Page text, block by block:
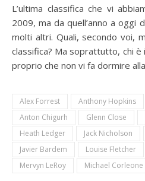
L’ultima classifica che vi
2009, ma da quell’anno a oggi
molti altri. Quali, secondo voi,
classifica? Ma soprattutto, chi
proprio che non vi fa dormire
Alex Forrest Anthony Hopkins
Anton Chigurh
Glenn Close
Heath Ledger
Jack Nicholson
Javier Bardem
Louise Fletcher
Mervyn LeRoy
Michael Corleone